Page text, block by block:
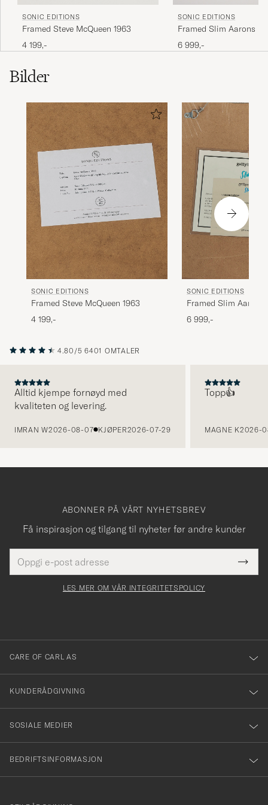
SONIC EDITIONS
Framed Steve McQueen 1963
4 199,-
SONIC EDITIONS
Framed Slim Aarons
Verbier
6 999,-
Bilder
SONIC EDITIONS
Framed Steve McQueen 1963
4 199,-
SONIC EDITIONS
Framed Slim Aarons
Verbier
6 999,-
4.80/5 6401 OMTALER
Alltid kjempe fornøyd med
kvaliteten og levering.
IMRAN W2026-08-07 KJØPER2026-07-29
Topp👍
MAGNE K2026-
ABONNER PÅ VÅRT NYHETSBREV
Få inspirasjon og tilgang til nyheter før andre kunder
postadresse
felt
Tack
för
dig
till
vårt
nyhetsbrev!
LES MER OM VÅR INTEGRITETSPOLICY
CARE OF CARL AS
KUNDERÅDGIVNING
SOSIALE MEDIER
BEDRIFTSINFORMASJON